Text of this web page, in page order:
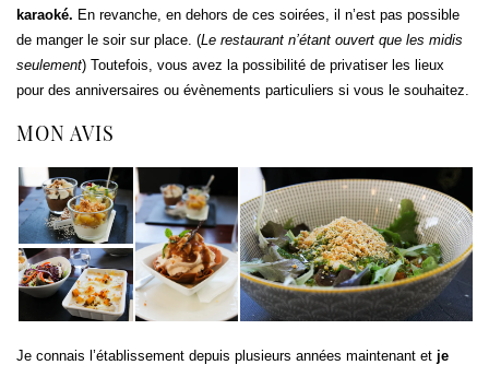
karaoké. En revanche, en dehors de ces soirées, il n’est pas possible
de manger le soir sur place. (Le restaurant n’étant ouvert que les midis
seulement) Toutefois, vous avez la possibilité de privatiser les lieux
pour des anniversaires ou évènements particuliers si vous le souhaitez.
MON AVIS
Je connais l’établissement depuis plusieurs années maintenant et je